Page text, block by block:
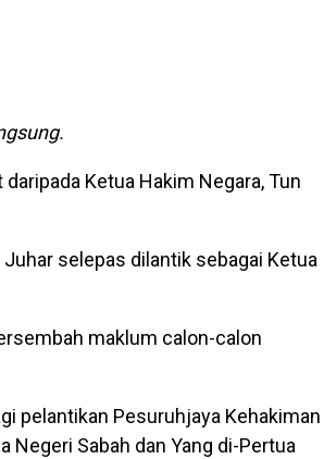
Ketua Hakim Negara, Tun
selepas dilantik sebagai Ketua
maklum calon-calon
pelantikan Pesuruhjaya Kehakiman
Negeri Sabah dan Yang di-Pertua